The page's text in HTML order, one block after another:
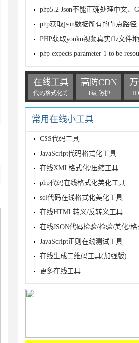
php获取json数据所有的节点路径
php expects parameter 1 to be
在线工具
代码格式化等
高防CDN
T级 防护
常用在线小工具
CSS代码工具
JavaScript代码格式化工具
在线XML格式化/压缩工具
php代码在线格式化美化工具
sql代码在线格式化美化工具
在线HTML转义/反转义工具
在线JSON代码检验/检验/美化/格
JavaScript正则在线测试工具
在线生成二维码工具(加强版)
更多在线工具